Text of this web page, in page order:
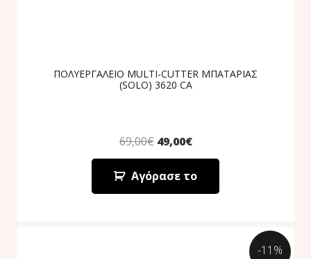
ΠΟΛΥΕΡΓΑΛΕΙΟ MULTI-CUTTER ΜΠΑΤΑΡΙΑΣ
(SOLO) 3620 CA
69,00€ 49,00€
Αγόρασε το
-11%